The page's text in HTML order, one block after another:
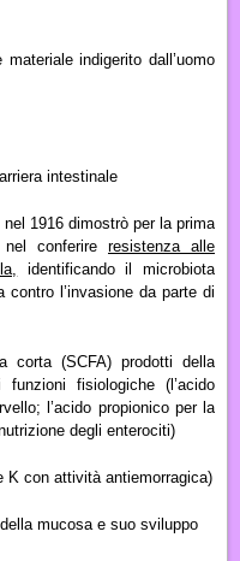
indigerito dall’uomo
intestinale
1916 dimostrò per la prima
conferire resistenza alle
identificando il microbiota
l’invasione da parte di
corta (SCFA) prodotti della
fisiologiche (l’acido
l’acido propionico per la
degli enterociti)
K con attività antiemorragica)
mucosa e suo sviluppo